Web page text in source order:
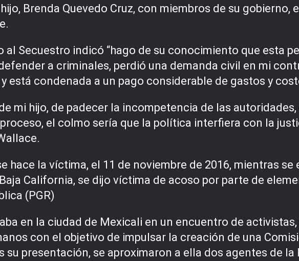
Brenda Quevedo Cruz, con miembros de su gobierno,
al Secuestro indicó “hago de su conocimiento que esta
a criminales, perdió una demanda civil en mi
está condenada a un pago considerable de gastos y
mi hijo, de padecer la incompetencia de las
el colmo sería que la política interfiera con la
hace la víctima, el 11 de noviembre de 2016, mientras
California, se dijo víctima de acoso por parte de
(PGR)
en la ciudad de Mexicali en un encuentro de
con el objetivo de impulsar la creación de una
su presentación, se aproximaron a ella dos agentes de la